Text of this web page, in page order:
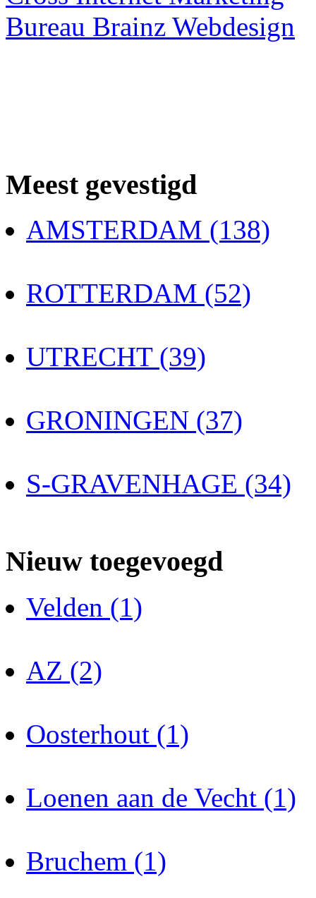
Bureau Brainz Webdesign
Meest gevestigd
AMSTERDAM (138)
ROTTERDAM (52)
UTRECHT (39)
GRONINGEN (37)
S-GRAVENHAGE (34)
Nieuw toegevoegd
Velden (1)
AZ (2)
Oosterhout (1)
Loenen aan de Vecht (1)
Bruchem (1)